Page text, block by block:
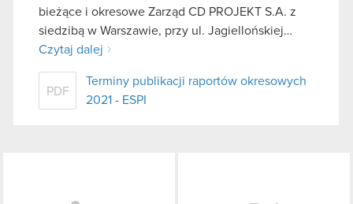
bieżące i okresowe Zarząd CD PROJEKT S.A. z
siedzibą w Warszawie, przy ul. Jagiellońskiej…
Czytaj dalej
PDF
Terminy publikacji raportów okresowych
2021 - ESPI